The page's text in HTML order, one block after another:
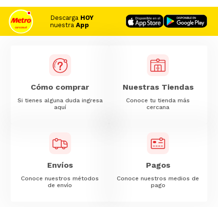
Descarga HOY
nuestra App
Cómo comprar
Si tienes alguna duda ingresa
aquí
Nuestras Tiendas
Conoce tu tienda más
cercana
Envíos
Conoce nuestros métodos
de envío
Pagos
Conoce nuestros medios de
pago